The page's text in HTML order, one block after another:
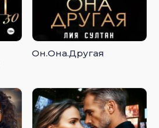
Он.Она.Другая